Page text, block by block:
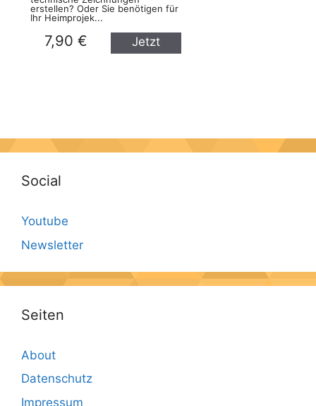
erstellen? Oder Sie benötigen für
Ihr Heimprojek...
7,90 €
Jetzt
Social
Youtube
Newsletter
Seiten
About
Datenschutz
Impressum